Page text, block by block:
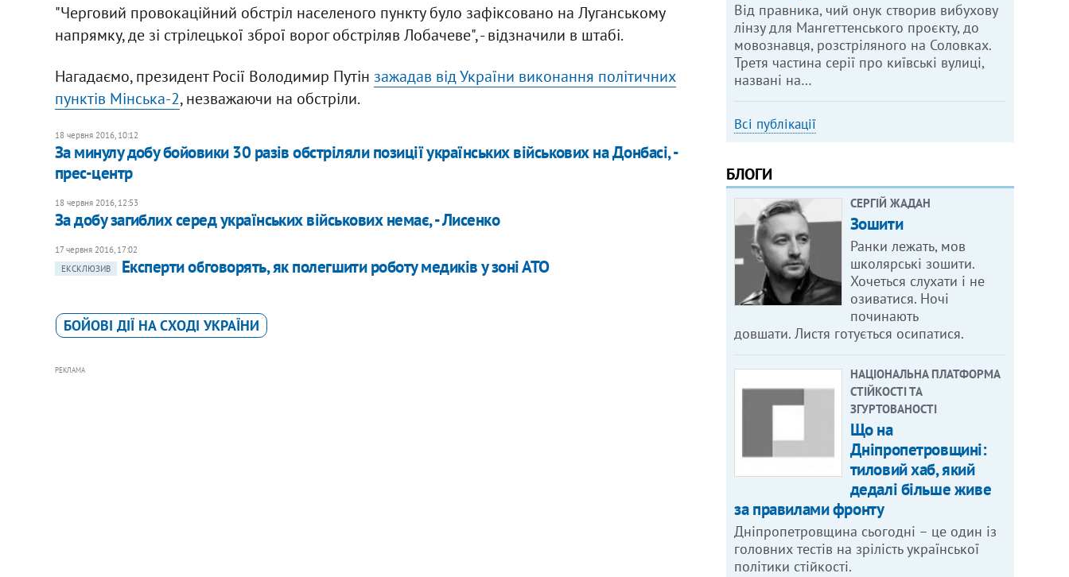
"Черговий провокаційний обстріл населеного пункту було зафіксовано на Луганському
напрямку, де зі стрілецької зброї ворог обстріляв Лобачеве", - відзначили в штабі.
Нагадаємо, президент Росії Володимир Путін зажадав від України виконання політичних
пунктів Мінська-2, незважаючи на обстріли.
18 червня 2016, 10:12
За минулу добу бойовики 30 разів обстріляли позиції українських військових на Донбасі, -
прес-центр
18 червня 2016, 12:53
За добу загиблих серед українських військових немає, - Лисенко
17 червня 2016, 17:02
ЕКСКЛЮЗИВ
Експерти обговорять, як полегшити роботу медиків у зоні АТО
БОЙОВІ ДІЇ НА СХОДІ УКРАЇНИ
РЕКЛАМА
Від правника, чий онук створив вибухову
лінзу для Мангеттенського проєкту, до
мовознавця, розстріляного на Соловках.
Третя частина серії про київські вулиці,
названі на…
Всі публікації
БЛОГИ
СЕРГІЙ ЖАДАН
Зошити
Ранки лежать, мов
школярські зошити.
Хочеться слухати і не
озиватися. Ночі
починають
довшати. Листя готується осипатися.
НАЦІОНАЛЬНА ПЛАТФОРМА
СТІЙКОСТІ ТА
ЗГУРТОВАНОСТІ
Що на
Дніпропетровщині:
тиловий хаб, який
дедалі більше живе
за правилами фронту
Дніпропетровщина сьогодні – це один із
головних тестів на зрілість української
політики стійкості.